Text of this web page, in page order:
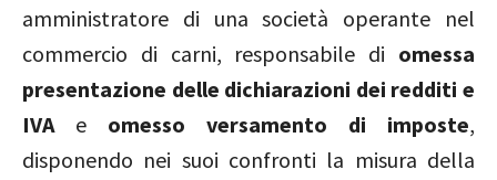
amministratore di una società operante nel
commercio di carni, responsabile di omessa
presentazione delle dichiarazioni dei redditi e
IVAe omesso versamento di imposte,
disponendo nei suoi confronti la misura della